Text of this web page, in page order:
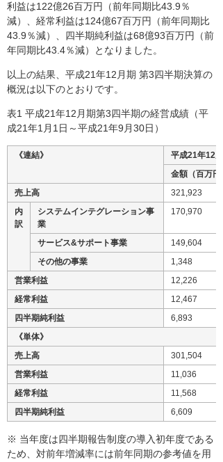
利益は122億26百万円（前年同期比43.9％
減）、経常利益は124億67百万円（前年同期比
43.9％減）、四半期純利益は68億93百万円（前
年同期比43.4％減）となりました。
以上の結果、平成21年12月期 第3四半期決算の
概況は以下のとおりです。
表1 平成21年12月期第3四半期の経営成績（平
成21年1月1日～平成21年9月30日）
《連結》
平成21年12
金額（百万円
売上高
321,923
内
訳
システムインテグレーション事
業
170,970
サービス&サポート事業
149,604
その他の事業
1,348
営業利益
12,226
経常利益
12,467
四半期純利益
6,893
《単体》
売上高
301,504
営業利益
11,036
経常利益
11,568
四半期純利益
6,609
※ 当年度は四半期報告制度の導入初年度である
ため、対前年増減率には前年同期の参考値を用